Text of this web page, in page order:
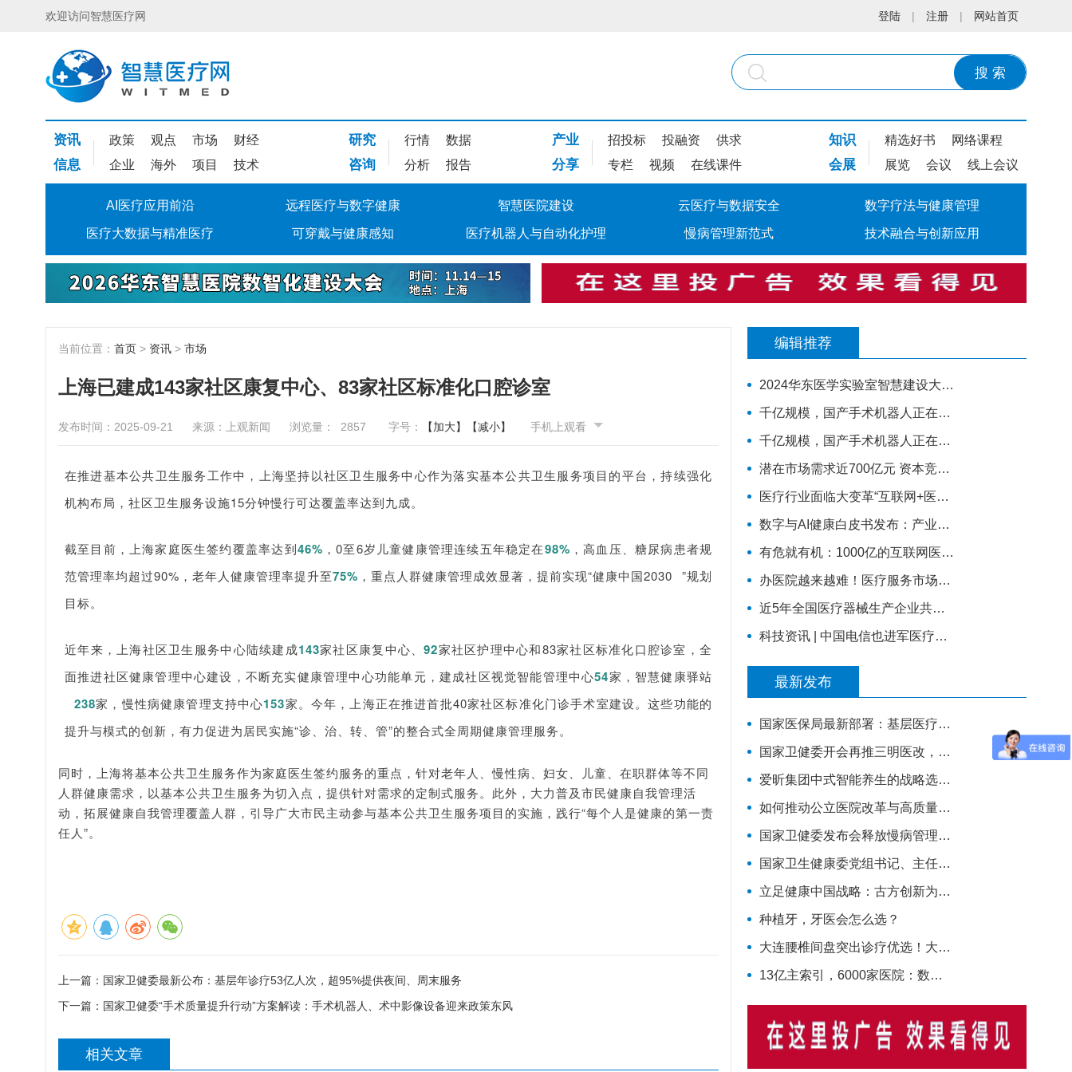
欢迎访问智慧医疗网 登陆 | 注册 | 网站首页
搜 索
资讯 政策 观点 市场 财经
信息 企业 海外 项目 技术
研究 行情 数据
咨询 分析 报告
产业 招投标 投融资 供求
分享 专栏 视频 在线课件
知识 精选好书 网络课程
会展 展览 会议 线上会议
AI医疗应用前沿 远程医疗与数字健康 智慧医院建设 云医疗与数据安全 数字疗法与健康管理
医疗大数据与精准医疗 可穿戴与健康感知 医疗机器人与自动化护理 慢病管理新范式 技术融合与创新应用
当前位置： 首页 > 资讯 > 市场
上海已建成143家社区康复中心、83家社区标准化口腔诊室
发布时间：2025-09-21 来源：上观新闻 浏览量： 2857 字号： 【加大】 【减小】 手机上观看
在推进基本公共卫生服务工作中，上海坚持以社区卫生服务中心作为落实基本公共卫生服务项目的平台，持续强化
机构布局，社区卫生服务设施15分钟慢行可达覆盖率达到九成。
截至目前，上海家庭医生签约覆盖率达到46% ，0至6岁儿童健康管理连续五年稳定在98% ，高血压、糖尿病患者规
范管理率均超过90%，老年人健康管理率提升至75% ，重点人群健康管理成效显著，提前实现“健康中国2030
”规划
目标。
近年来，上海社区卫生服务中心陆续建成143家社区康复中心、92家社区护理中心和83家社区标准化口腔诊室，全
面推进社区健康管理中心建设，不断充实健康管理中心功能单元，建成社区视觉智能管理中心54家， 智慧健康驿站
238家，慢性病健康管理支持中心153家。今年，上海正在推进首批40家社区标准化门诊手术室建设。这些功能的
提升与模式的创新，有力促进为居民实施“诊、治、转、管”的整合式全周期健康管理服务。
同时，上海将基本公共卫生服务作为家庭医生签约服务的重点，针对老年人、慢性病、妇女、儿童、在职群体等不同
人群健康需求，以基本公共卫生服务为切入点，提供针对需求的定制式服务。此外，大力普及市民健康自我管理活
动，拓展健康自我管理覆盖人群，引导广大市民主动参与基本公共卫生服务项目的实施，践行“每个人是健康的第一责
任人”。
上一篇： 国家卫健委最新公布：基层年诊疗53亿人次，超95%提供夜间、周末服务
下一篇： 国家卫健委“手术质量提升行动”方案解读：手术机器人、术中影像设备迎来政策东风
相关文章
编辑推荐
2024华东医学实验室智慧建设大会更新嘉宾
千亿规模，国产手术机器人正在崛起（下）丨
千亿规模，国产手术机器人正在崛起（上）
潜在市场需求近700亿元 资本竞速康复医疗器械
医疗行业面临大变革“互联网+医疗”站上风口
数字与AI健康白皮书发布：产业未来增长的核心动力，引领竞争格局
有危就有机：1000亿的互联网医疗市场，正在借势破局
办医院越来越难！医疗服务市场结构性变革正在发生
近5年全国医疗器械生产企业共新增7749家，年平均增长1550家
科技资讯 | 中国电信也进军医疗领域 ？
最新发布
国家医保局最新部署：基层医疗将迎来六大变化！
国家卫健委开会再推三明医改，释放哪些明确信号？
爱昕集团中式智能养生的战略选择：大健康风口要追，赋能产业的根基要扎
如何推动公立医院改革与高质量发展？他们齐聚广东为9个地市出谋划策→
国家卫健委发布会释放慢病管理强信号！
国家卫生健康委党组书记、主任雷海潮：加快建设健康中国
立足健康中国战略：古方创新为糖尿病慢病防控注入中医药力量
种植牙，牙医会怎么选？
大连腰椎间盘突出诊疗优选！大连脊柱疾病诊疗科普
13亿主索引，6000家医院：数智健康平台真实进度